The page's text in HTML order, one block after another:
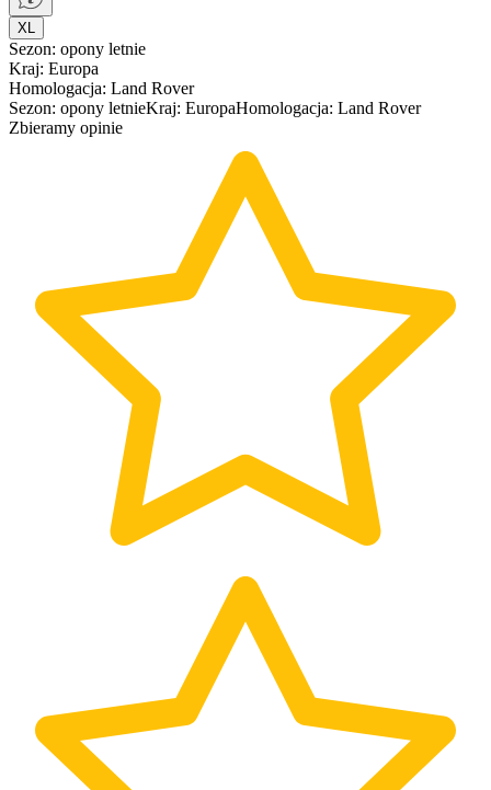
XL
Sezon: opony letnie
Kraj: Europa
Homologacja: Land Rover
Sezon: opony letnieKraj: EuropaHomologacja: Land Rover
Zbieramy opinie